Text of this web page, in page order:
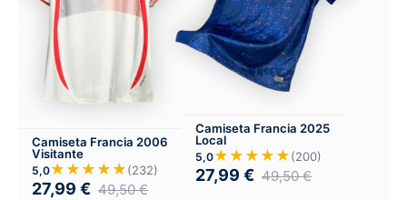
Camiseta Francia 2006
Visitante
5,0★★★★★(232)
27,99 € 49,50€
Camiseta Francia 2025
Local
5,0★★★★★(200)
27,99 € 49,50€